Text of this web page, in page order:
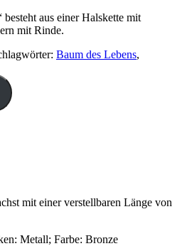
besteht aus einer Halskette mit
mit Rinde.
Baum des Lebens,
mit einer verstellbaren Länge von
Metall; Farbe: Bronze